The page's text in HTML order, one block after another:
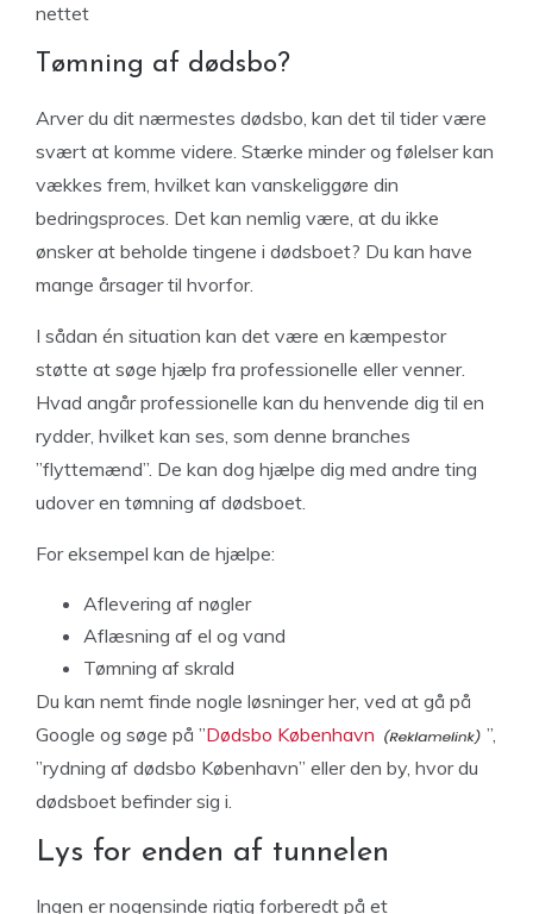
nettet
Tømning af dødsbo?
Arver du dit nærmestes dødsbo, kan det til tider være
svært at komme videre. Stærke minder og følelser kan
vækkes frem, hvilket kan vanskeliggøre din
bedringsproces. Det kan nemlig være, at du ikke
ønsker at beholde tingene i dødsboet? Du kan have
mange årsager til hvorfor.
I sådan én situation kan det være en kæmpestor
støtte at søge hjælp fra professionelle eller venner.
Hvad angår professionelle kan du henvende dig til en
rydder, hvilket kan ses, som denne branches
”flyttemænd”. De kan dog hjælpe dig med andre ting
udover en tømning af dødsboet.
For eksempel kan de hjælpe:
Aflevering af nøgler
Aflæsning af el og vand
Tømning af skrald
Du kan nemt finde nogle løsninger her, ved at gå på
Google og søge på ”Dødsbo København
”,
”rydning af dødsbo København” eller den by, hvor du
dødsboet befinder sig i.
Lys for enden af tunnelen
Ingen er nogensinde rigtig forberedt på et